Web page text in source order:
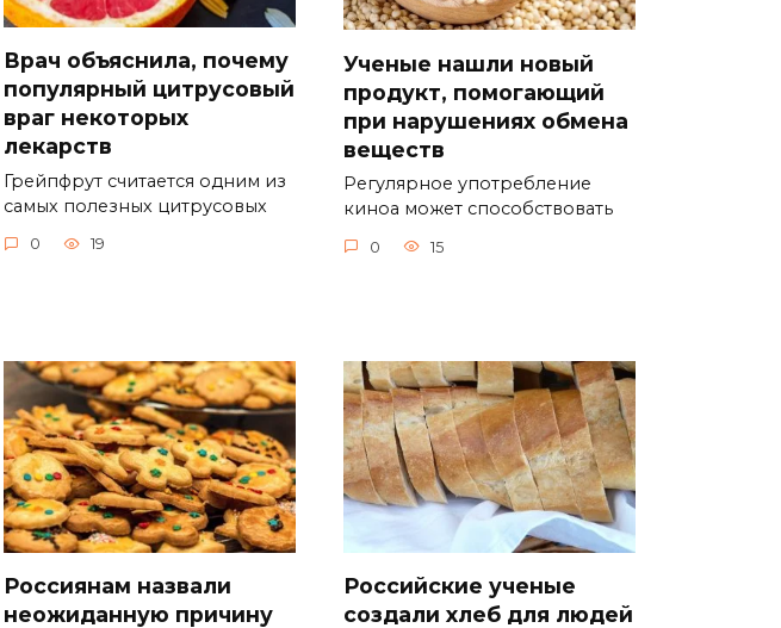
Врач объяснила, почему
популярный цитрусовый
враг некоторых
лекарств
Грейпфрут считается одним из
самых полезных цитрусовых
0 19
Ученые нашли новый
продукт, помогающий
при нарушениях обмена
веществ
Регулярное употребление
киноа может способствовать
0 15
Россиянам назвали
неожиданную причину
Российские ученые
создали хлеб для людей